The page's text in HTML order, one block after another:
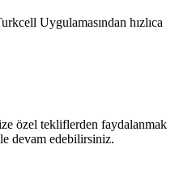
Uygulamasından hızlıca
özel tekliflerden faydalanmak
devam edebilirsiniz.